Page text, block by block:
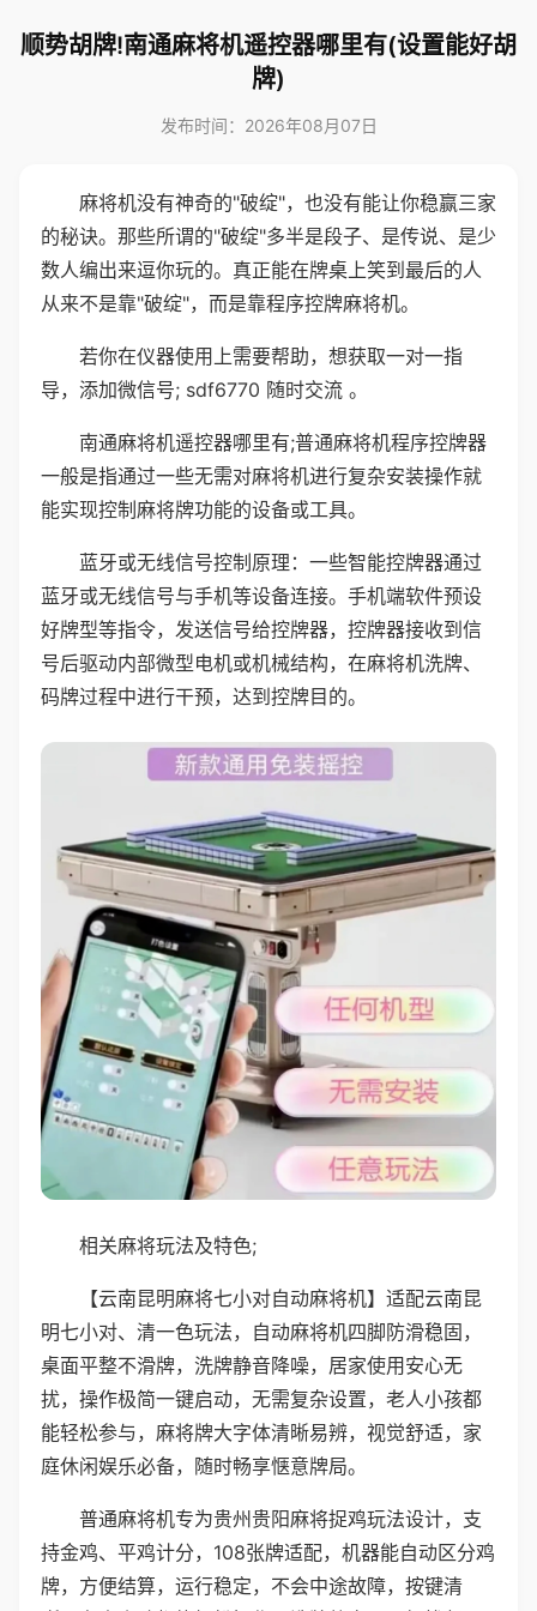
顺势胡牌!南通麻将机遥控器哪里有(设置能好胡
牌)
发布时间：2026年08月07日
麻将机没有神奇的"破绽"，也没有能让你稳赢三家
的秘诀。那些所谓的"破绽"多半是段子、是传说、是少
数人编出来逗你玩的。真正能在牌桌上笑到最后的人
从来不是靠"破绽"，而是靠程序控牌麻将机。
若你在仪器使用上需要帮助，想获取一对一指
导，添加微信号; sdf6770 随时交流 。
南通麻将机遥控器哪里有;普通麻将机程序控牌器
一般是指通过一些无需对麻将机进行复杂安装操作就
能实现控制麻将牌功能的设备或工具。
蓝牙或无线信号控制原理：一些智能控牌器通过
蓝牙或无线信号与手机等设备连接。手机端软件预设
好牌型等指令，发送信号给控牌器，控牌器接收到信
号后驱动内部微型电机或机械结构，在麻将机洗牌、
码牌过程中进行干预，达到控牌目的。
相关麻将玩法及特色;
【云南昆明麻将七小对自动麻将机】适配云南昆
明七小对、清一色玩法，自动麻将机四脚防滑稳固，
桌面平整不滑牌，洗牌静音降噪，居家使用安心无
扰，操作极简一键启动，无需复杂设置，老人小孩都
能轻松参与，麻将牌大字体清晰易辨，视觉舒适，家
庭休闲娱乐必备，随时畅享惬意牌局。
普通麻将机专为贵州贵阳麻将捉鸡玩法设计，支
持金鸡、平鸡计分，108张牌适配，机器能自动区分鸡
牌，方便结算，运行稳定，不会中途故障，按键清